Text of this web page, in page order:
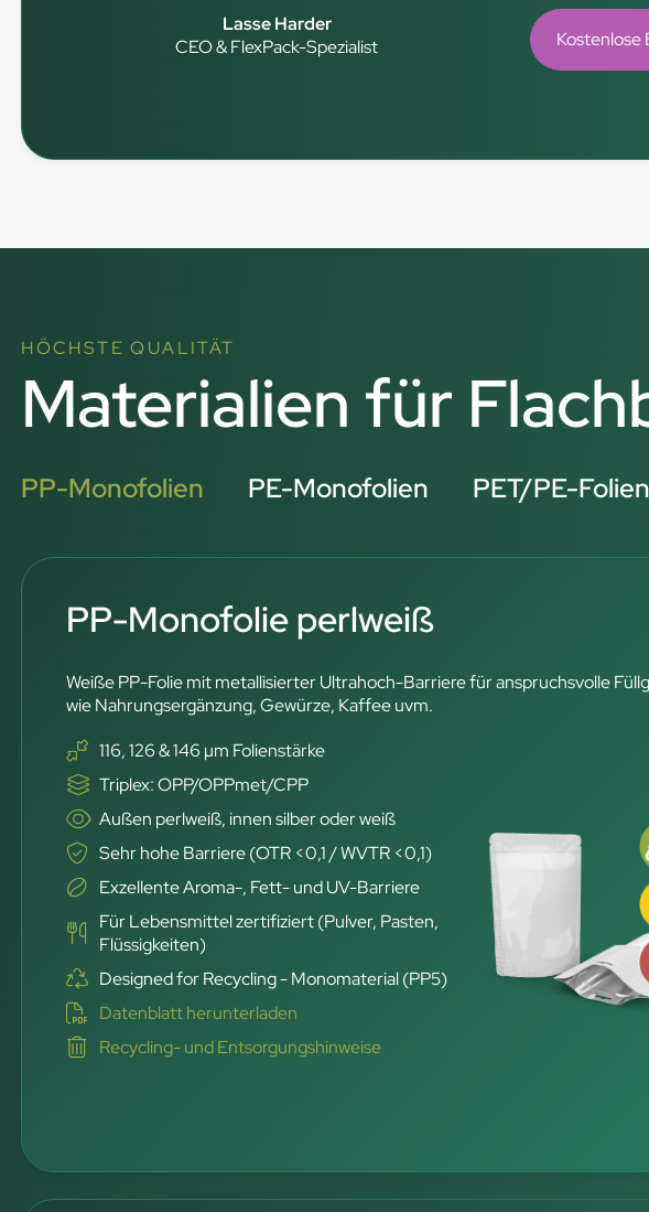
Lasse Harder
CEO & FlexPack-Spezialist
Kostenlose
HÖCHSTE QUALITÄT
Materialien für
PP-Monofolien PE-Monofolien PET/PE-Folien
PP-Monofolie perlweiß
Weiße PP-Folie mit metallisierter Ultrahoch-Barriere für anspruchsvolle
wie Nahrungsergänzung, Gewürze, Kaffee uvm.
116, 126 & 146 µm Folienstärke
Triplex: OPP/OPPmet/CPP
Außen perlweiß, innen silber oder weiß
Sehr hohe Barriere (OTR <0,1 / WVTR <0,1)
Exzellente Aroma-, Fett- und UV-Barriere
Für Lebensmittel zertifiziert (Pulver, Pasten,
Flüssigkeiten)
Designed for Recycling - Monomaterial (PP5)
Datenblatt herunterladen
Recycling- und Entsorgungshinweise